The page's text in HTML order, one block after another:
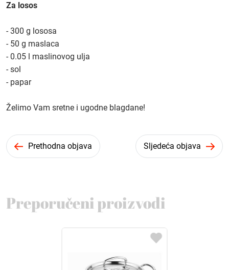
Za losos
- 300 g lososa
- 50 g maslaca
- 0.05 l maslinovog ulja
- sol
- papar
Želimo Vam sretne i ugodne blagdane!
Prethodna objava Sljedeća objava
Preporučeni proizvodi